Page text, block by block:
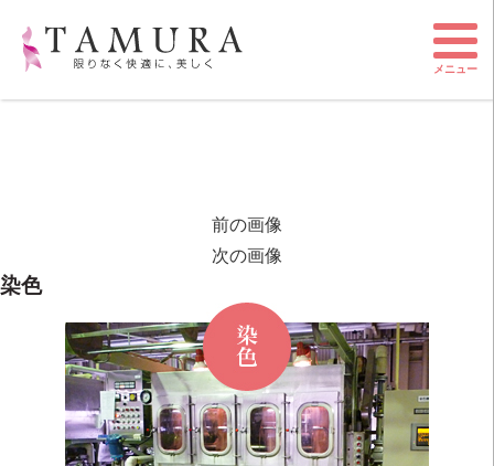
前の画像
次の画像
染色
メニュー